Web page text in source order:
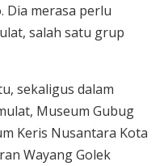
Dia merasa perlu
salah satu grup
sekaligus dalam
Museum Gubug
Keris Nusantara Kota
Wayang Golek